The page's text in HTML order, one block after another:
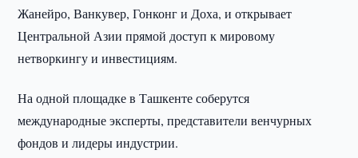
Жанейро, Ванкувер, Гонконг и Доха, и открывает
Центральной Азии прямой доступ к мировому
нетворкингу и инвестициям.
На одной площадке в Ташкенте соберутся
международные эксперты, представители венчурных
фондов и лидеры индустрии.